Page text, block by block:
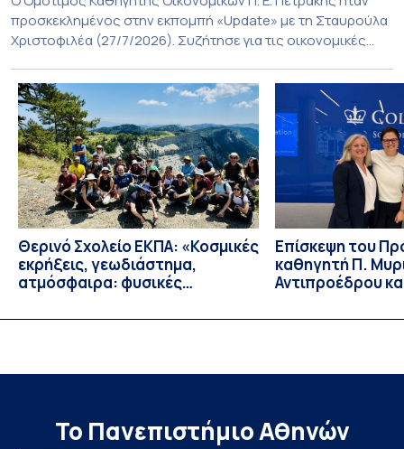
προσκεκλημένος στην εκπομπή «Update» με τη Σταυρούλα
Χριστοφιλέα (27/7/2026). Συζήτησε για τις οικονομικές
Ευρώπη από τις εξελίξεις στον πόλεμο ΗΠΑ – Ιράν, καθώς
και για τη διακύμανση των τιμών στα καύσιμα. Για να δείτε τη
συνέντευξη, πατήστε εδώ.
Θερινό Σχολείο ΕΚΠΑ: «Κοσμικές
εκρήξεις, γεωδιάστημα,
ατμόσφαιρα: φυσικές
βιολογικές επιδράσεις»
Eπίσκεψη του
καθηγητή Π.
Αντιπροέδρου
Νοσηλευτικής
Το Πανεπιστήμιο Αθηνών